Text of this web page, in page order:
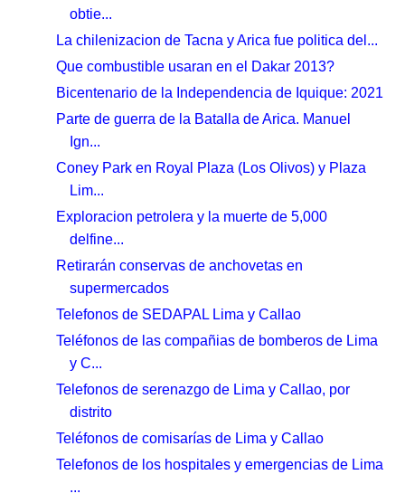
obtie...
La chilenizacion de Tacna y Arica fue politica del...
Que combustible usaran en el Dakar 2013?
Bicentenario de la Independencia de Iquique: 2021
Parte de guerra de la Batalla de Arica. Manuel
Ign...
Coney Park en Royal Plaza (Los Olivos) y Plaza
Lim...
Exploracion petrolera y la muerte de 5,000
delfine...
Retirarán conservas de anchovetas en
supermercados
Telefonos de SEDAPAL Lima y Callao
Teléfonos de las compañias de bomberos de Lima
y C...
Telefonos de serenazgo de Lima y Callao, por
distrito
Teléfonos de comisarías de Lima y Callao
Telefonos de los hospitales y emergencias de Lima
...